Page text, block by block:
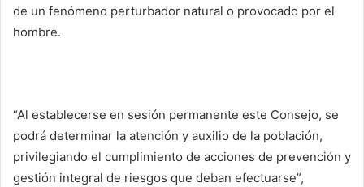
de un fenómeno perturbador natural o provocado por el
hombre.
“Al establecerse en sesión permanente este Consejo, se
podrá determinar la atención y auxilio de la población,
privilegiando el cumplimiento de acciones de prevención y
gestión integral de riesgos que deban efectuarse”,